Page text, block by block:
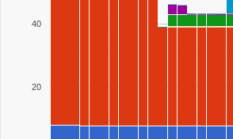
20
40